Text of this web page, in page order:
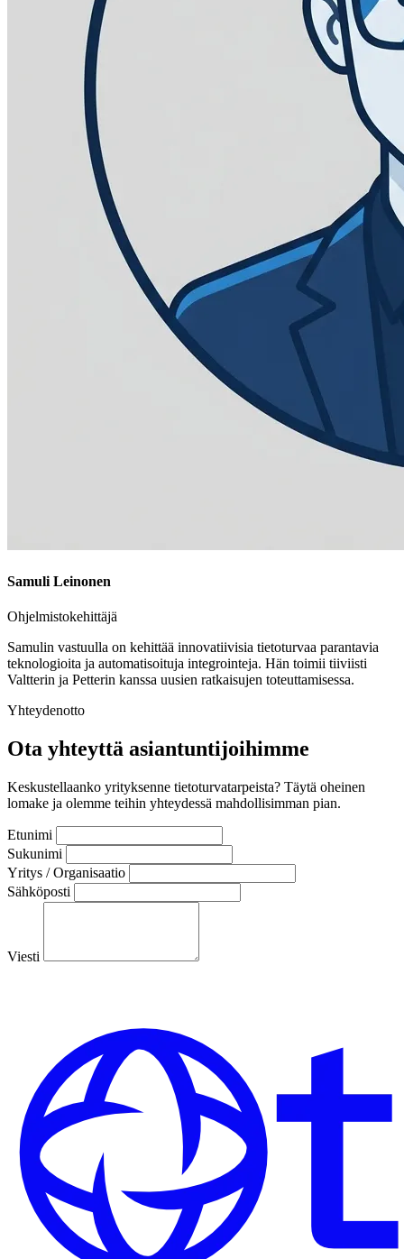
Samuli Leinonen
Ohjelmistokehittäjä
Samulin vastuulla on kehittää innovatiivisia tietoturvaa parantavia
teknologioita ja automatisoituja integrointeja. Hän toimii tiiviisti
Valtterin ja Petterin kanssa uusien ratkaisujen toteuttamisessa.
Yhteydenotto
Ota yhteyttä asiantuntijoihimme
Keskustellaanko yrityksenne tietoturvatarpeista? Täytä oheinen
lomake ja olemme teihin yhteydessä mahdollisimman pian.
Etunimi
Sukunimi
Yritys / Organisaatio
Sähköposti
Viesti